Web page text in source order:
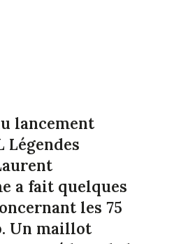
lancement
Légendes
a fait quelques
les 75
Un maillot